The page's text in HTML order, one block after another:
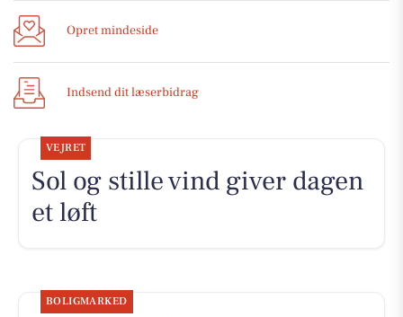
Opret mindeside
Indsend dit læserbidrag
VEJRET
Sol og stille vind giver dagen
et løft
BOLIGMARKED